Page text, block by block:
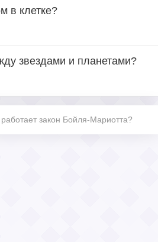
в клетке?
звездами и планетами?
работает закон Бойля-Мариотта?